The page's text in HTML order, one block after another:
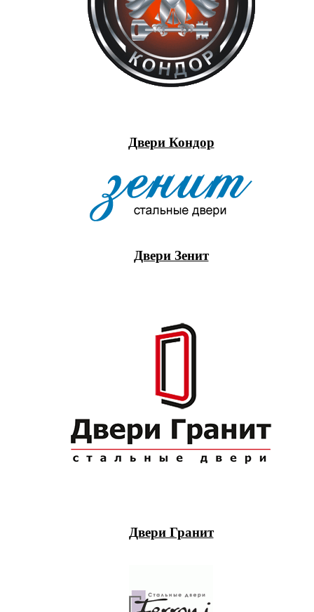
Двери Кондор
Двери Зенит
Двери Гранит